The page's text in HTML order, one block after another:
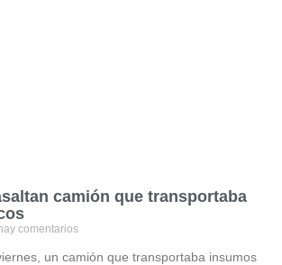
camión que transportaba
comentarios
un camión que transportaba insumos